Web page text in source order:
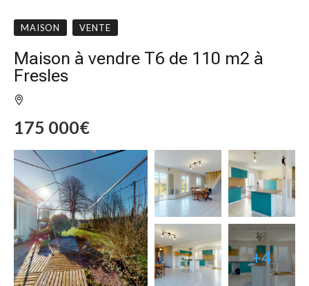
MAISON VENTE
Maison à vendre T6 de 110 m2 à
Fresles
175 000€
+4